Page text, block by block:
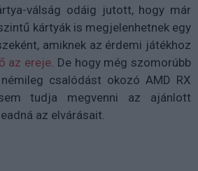
válság odáig jutott, hogy már
kártyák is megjelenhetnek egy
amiknek az érdemi játékhoz
az ereje. De hogy még szomorúbb
csalódást okozó AMD RX
tudja megvenni az ajánlott
az elvárásait.